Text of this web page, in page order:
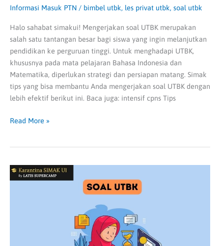
Informasi Masuk PTN / bimbel utbk, les privat utbk, soal utbk
Halo sahabat simakui! Mengerjakan soal UTBK merupakan
salah satu tantangan besar bagi siswa yang ingin melanjutkan
pendidikan ke perguruan tinggi. Untuk menghadapi UTBK,
khususnya pada mata pelajaran Bahasa Indonesia dan
Matematika, diperlukan strategi dan persiapan matang. Simak
tips yang bisa membantu Anda mengerjakan soal UTBK dengan
lebih efektif berikut ini. Baca juga: intensif cpns Tips
Read More »
Soal
UTBK: